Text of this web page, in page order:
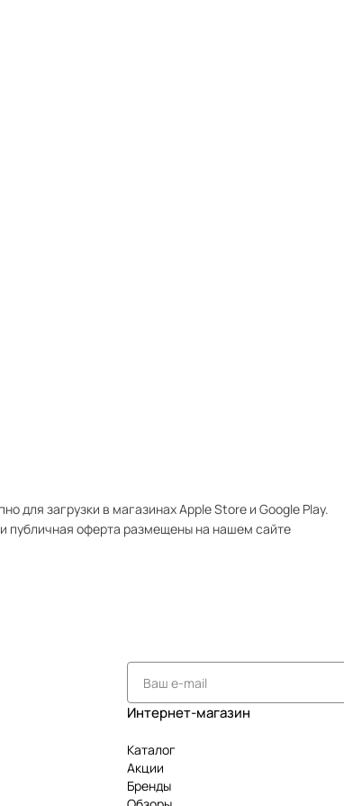
для загрузки в магазинах Apple Store и Google Play.
публичная оферта размещены на нашем сайте
Интернет-магазин
Каталог
Акции
Бренды